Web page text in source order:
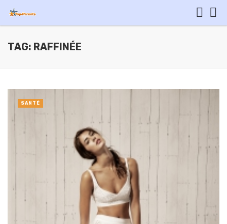
TAG: RAFFINÉE
SANTÉ